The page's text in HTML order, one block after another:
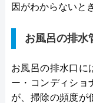
因がわからないと
お風呂の排水
お風呂の排水口に
ー・コンディショ
が、掃除の頻度が